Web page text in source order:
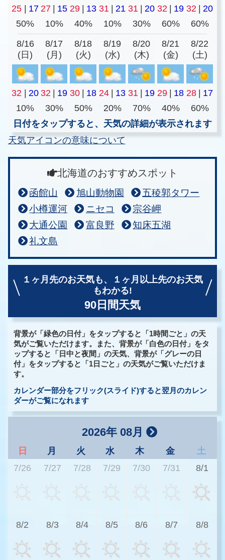
25 17 27 15 29 13 31 21 31 20 32 19 32
20
50%
10% 40% 10% 30% 60% 60%
8/16
(日)
8/17
(月)
8/18
(火)
8/19
(水)
8/20
(木)
8/21
(金)
8/22
(土)
32 20 32 19 30 18 24 13 31 19 29 18 28
17
10%
30% 50% 20% 70% 40%
60%
日付をタップすると、天気の詳細が表示されます
天気アイコンの意味について
北海道のおすすめスポット
函館山 旭山動物園
五稜郭タワー
小樽運河
ニセコ
宗谷岬
大通公園
富良野
知床五湖
礼文島
１ヶ月先のお天気も、
１ヶ月以上先のお天気
もわかる!
90日間天気
背景が「緑色の日付」をタップすると「1時間ごと」の天
気がご覧いただけます。また、背景が「白色の日付」をタ
ップすると「日中と夜間」の天気、背景が「グレーの日
付」をタップすると「1日ごと」の天気がご覧いただけま
す。
カレンダー部分をフリック(スライド)すると翌月のカレン
ダーがご覧になれます
2026年 08月
日 月 火 水 木 金
土
7/26
7/27 7/28 7/29 7/30 7/31 8/1
8/2 8/3 8/4 8/5 8/6 8/7 8/8